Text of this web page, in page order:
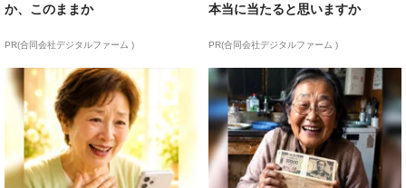
か、このままか
PR(合同会社デジタルファーム )
本当に当たると思いますか
PR(合同会社デジタルファーム )